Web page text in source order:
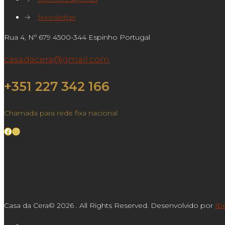
→
Newsletter
Rua 4, Nº 679 4500-344 Espinho Portugal
casadacera@gmail.com
+351 227 342 166
Chamada para rede fixa nacional
Facebook
Instagram
Casa da Cera© 2026 . All Rights Reserved. Desenvolvido por